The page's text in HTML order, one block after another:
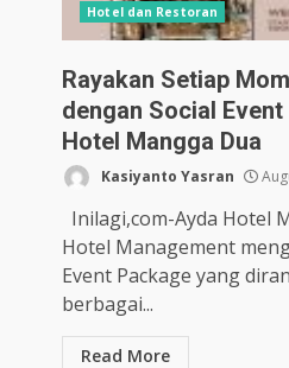
Hotel dan Restoran
Rayakan Setiap
dengan Social
Hotel Mangga Dua
Kasiyanto Yasran
Inilagi,com-Ayda Hotel
Hotel Management
Event Package yang
berbagai...
Read More